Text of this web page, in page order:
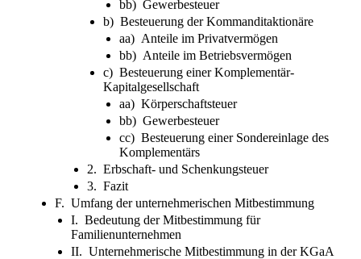
bb) Gewerbesteuer
b) Besteuerung der Kommanditaktionäre
aa) Anteile im Privatvermögen
bb) Anteile im Betriebsvermögen
c) Besteuerung einer Komplementär-
Kapitalgesellschaft
aa) Körperschaftsteuer
bb) Gewerbesteuer
cc) Besteuerung einer Sondereinlage des
Komplementärs
2. Erbschaft- und Schenkungsteuer
3. Fazit
F. Umfang der unternehmerischen Mitbestimmung
I. Bedeutung der Mitbestimmung für
Familienunternehmen
II. Unternehmerische Mitbestimmung in der KGaA